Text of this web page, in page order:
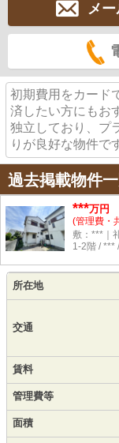
メ
初期費用をカード
済したい方にもお
独立しており、プ
りが良好な物件で
過去掲載物件
***万円
(管理費・
敷：***｜
1-2階 / ***
所在地
交通
賃料
管理費等
面積